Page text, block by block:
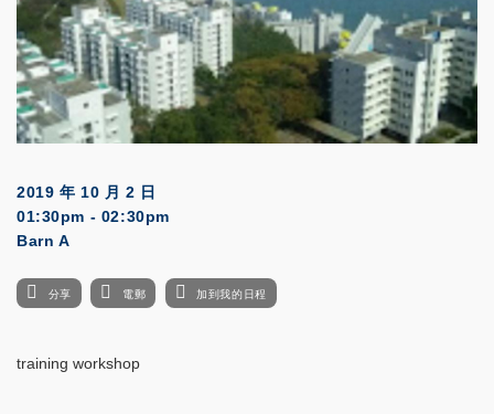
2019 年 10 月 2 日
01:30pm - 02:30pm
Barn A
分享 電郵 加到我的日程
training workshop